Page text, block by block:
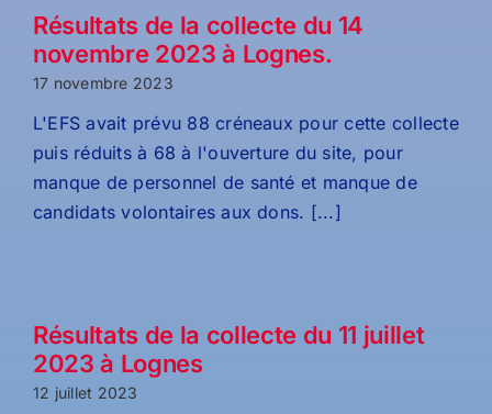
Résultats de la collecte du 14
novembre 2023 à Lognes.
17 novembre 2023
L'EFS avait prévu 88 créneaux pour cette collecte
puis réduits à 68 à l'ouverture du site, pour
manque de personnel de santé et manque de
candidats volontaires aux dons. [...]
Résultats de la collecte du 11 juillet
2023 à Lognes
12 juillet 2023